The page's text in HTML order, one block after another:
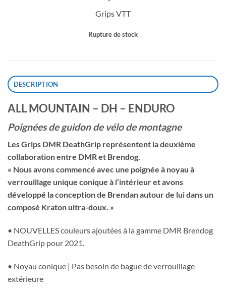
Grips VTT
Rupture de stock
DESCRIPTION
ALL MOUNTAIN – DH – ENDURO
Poignées de guidon de vélo de montagne
Les Grips DMR DeathGrip représentent la deuxième
collaboration entre DMR et Brendog.
« Nous avons commencé avec une poignée à noyau à
verrouillage unique conique à l’intérieur et avons
développé la conception de Brendan autour de lui dans un
composé Kraton ultra-doux. »
• NOUVELLES couleurs ajoutées à la gamme DMR Brendog
DeathGrip pour 2021.
• Noyau conique | Pas besoin de bague de verrouillage
extérieure